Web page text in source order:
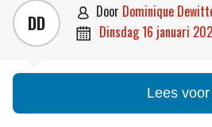
DD  door Dominique
 dinsdag 16 januari
Lees voor